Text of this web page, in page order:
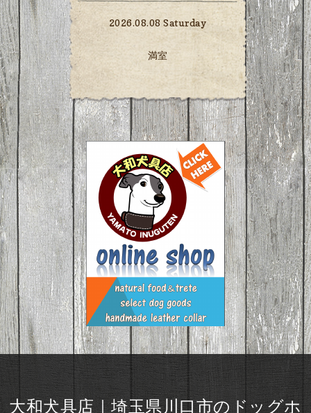
2026.08.08 Saturday
満室
大和犬具店｜埼玉県川口市のドッグホ